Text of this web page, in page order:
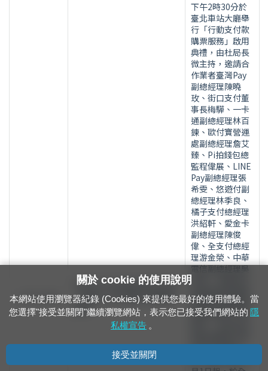
111.11.30
本局12月1日起新增9家行動
（條碼）支付業者付款購票
服務
下午2時30分於
臺北車站大廳舉
行「行動支付款
購票服務」啟用
典禮，由杜局長
微主持，邀請合
作業者臺灣Pay
副總經理陳曉
玫、街口支付董
事長梅驊、一卡
通副總經理林百
鍊、歐付寶營運
處副總經理詹艾
臻、Pi拍錢包總
監程偉展、LINE
Pay副總經理張
希雯、悠遊付副
總經理林季良、
橘子支付總經理
洪紹軒、愛金卡
副總經理陳俊
偉、全支付總經
理游金榮、中華
電信副總經理吳
等貴賓共襄盛舉
啟動行動支付款
關於 cookie 的使用說明
本網站使用瀏覽器紀錄 (Cookies) 來提供您最好的使用體驗。當
您選擇"接受並關閉"繼續瀏覽網站，表示您已接受我們網站的 隱
私權宣告 。
接受並關閉